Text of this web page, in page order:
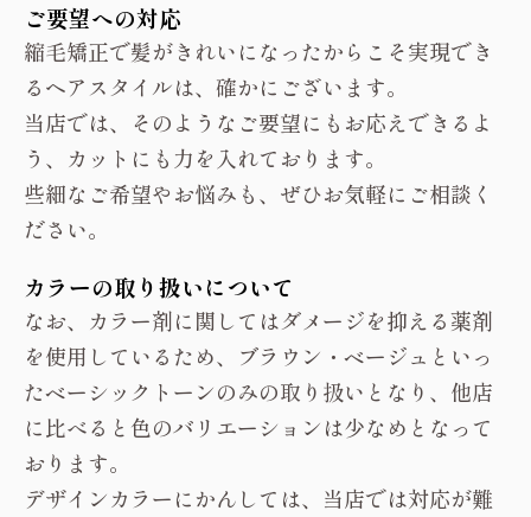
ご要望への対応
縮毛矯正で髪がきれいになったからこそ実現でき
るヘアスタイルは、確かにございます。
当店では、そのようなご要望にもお応えできるよ
う、カットにも力を入れております。
些細なご希望やお悩みも、ぜひお気軽にご相談く
ださい。
カラーの取り扱いについて
なお、カラー剤に関してはダメージを抑える薬剤
を使用しているため、ブラウン・ベージュといっ
たベーシックトーンのみの取り扱いとなり、他店
に比べると色のバリエーションは少なめとなって
おります。
デザインカラーにかんしては、当店では対応が難